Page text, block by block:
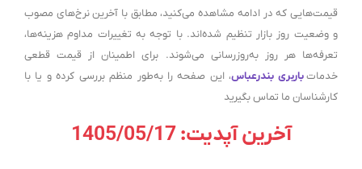
قیمت‌هایی که در ادامه مشاهده می‌کنید، مطابق با آخرین نرخ‌های مصوب
و وضعیت روز بازار تنظیم شده‌اند. با توجه به تغییرات مداوم هزینه‌ها،
تعرفه‌ها هر روز به‌روزرسانی می‌شوند. برای اطمینان از قیمت قطعی
خدمات باربری بندرعباس، این صفحه را به‌طور منظم بررسی کرده و یا با
کارشناسان ما تماس بگیرید
آخرین آپدیت: 1405/05/17